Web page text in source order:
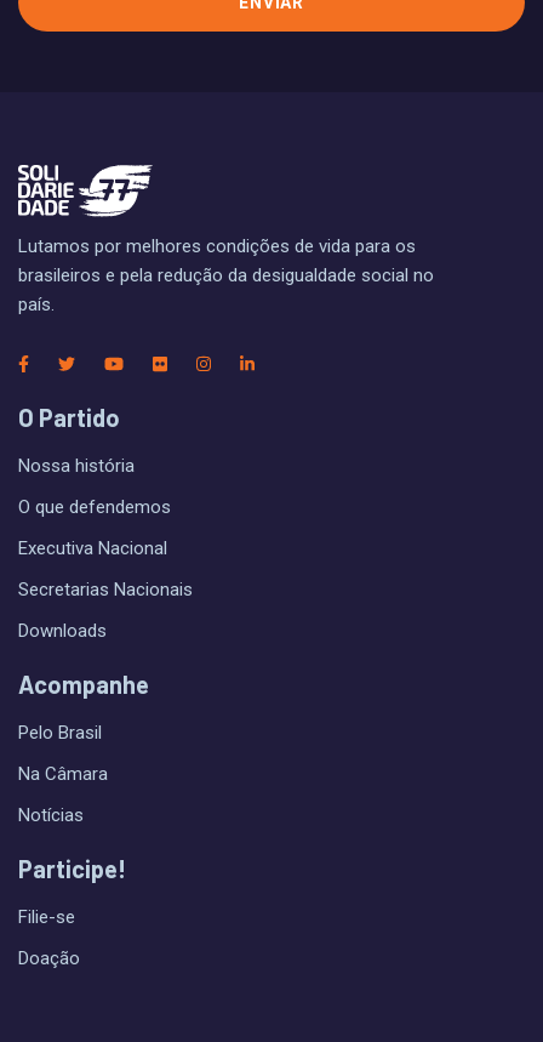
Lutamos por melhores condições de vida para os
brasileiros e pela redução da desigualdade social no
país.
O Partido
Nossa história
O que defendemos
Executiva Nacional
Secretarias Nacionais
Downloads
Acompanhe
Pelo Brasil
Na Câmara
Notícias
Participe!
Filie-se
Doação